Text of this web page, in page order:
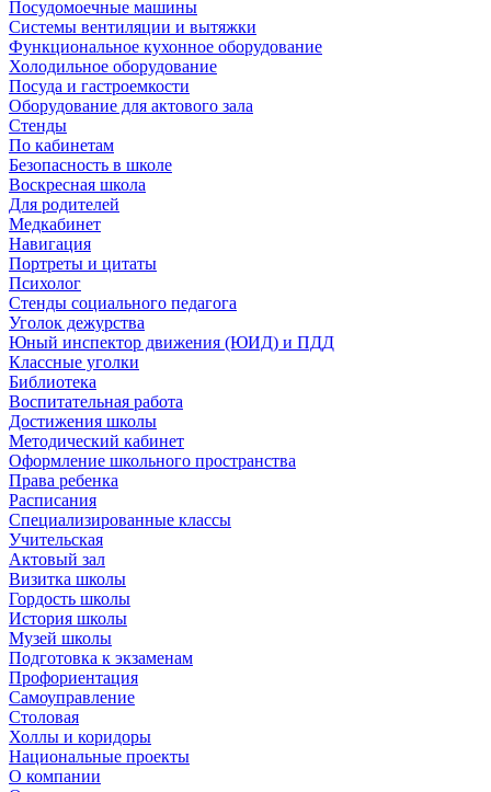
Посудомоечные машины
Системы вентиляции и вытяжки
Функциональное кухонное оборудование
Холодильное оборудование
Посуда и гастроемкости
Оборудование для актового зала
Стенды
По кабинетам
Безопасность в школе
Воскресная школа
Для родителей
Медкабинет
Навигация
Портреты и цитаты
Психолог
Стенды социального педагога
Уголок дежурства
Юный инспектор движения (ЮИД) и ПДД
Классные уголки
Библиотека
Воспитательная работа
Достижения школы
Методический кабинет
Оформление школьного пространства
Права ребенка
Расписания
Специализированные классы
Учительская
Актовый зал
Визитка школы
Гордость школы
История школы
Музей школы
Подготовка к экзаменам
Профориентация
Самоуправление
Столовая
Холлы и коридоры
Национальные проекты
О компании